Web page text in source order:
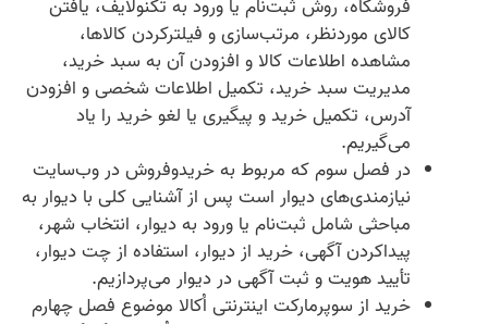
فروشگاه، روش ثبت‌نام یا ورود به تکنولایف، یافتن
کالای موردنظر، مرتب‌سازی و فیلترکردن کالاها،
مشاهده اطلاعات کالا و افزودن آن به سبد خرید،
مدیریت سبد خرید، تکمیل اطلاعات شخصی و افزودن
آدرس، تکمیل خرید و پیگیری یا لغو خرید را یاد
می‌گیریم.
در فصل سوم که مربوط به خریدوفروش در وب‌سایت
نیازمندی‌های دیوار است پس از آشنایی کلی با دیوار به
مباحثی شامل ثبت‌نام یا ورود به دیوار، انتخاب شهر،
پیداکردن آگهی، خرید از دیوار، استفاده از چت دیوار،
تأیید هویت و ثبت آگهی در دیوار می‌پردازیم.
خرید از سوپرمارکت اینترنتی اُکالا موضوع فصل چهارم